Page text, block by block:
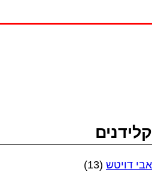
קלידנים
אבי דויטש (13)